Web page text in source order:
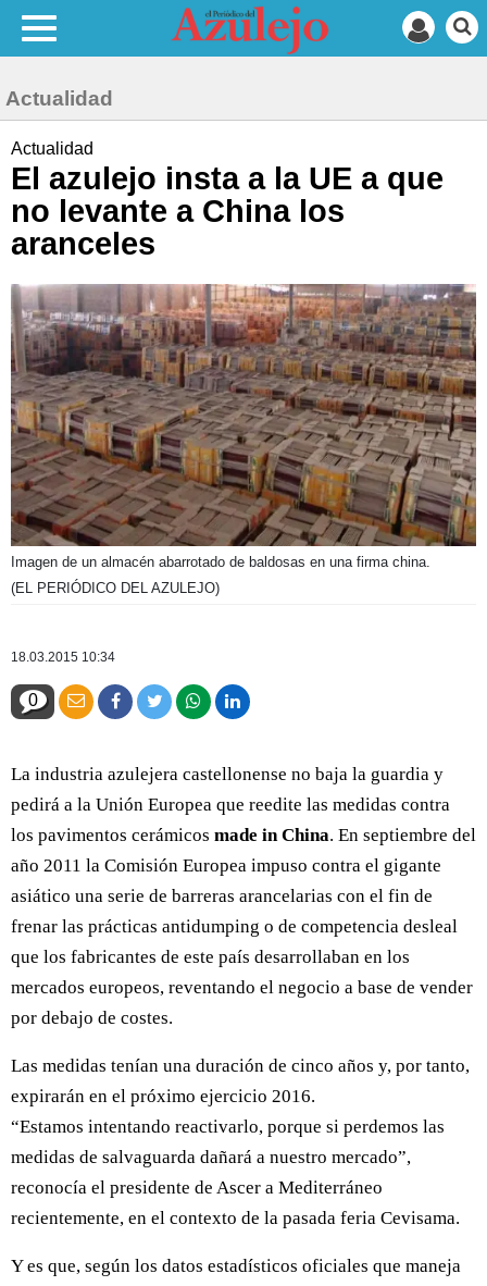
Actualidad
Actualidad
El azulejo insta a la UE a que
no levante a China los
aranceles
Imagen de un almacén abarrotado de baldosas en una firma china.
(EL PERIÓDICO DEL AZULEJO)
18.03.2015 10:34
0
La industria azulejera castellonense no baja la guardia y
pedirá a la Unión Europea que reedite las medidas contra
los pavimentos cerámicos made in China. En septiembre del
año 2011 la Comisión Europea impuso contra el gigante
asiático una serie de barreras arancelarias con el fin de
frenar las prácticas antidumping o de competencia desleal
que los fabricantes de este país desarrollaban en los
mercados europeos, reventando el negocio a base de vender
por debajo de costes.
Las medidas tenían una duración de cinco años y, por tanto,
expirarán en el próximo ejercicio 2016.
“Estamos intentando reactivarlo, porque si perdemos las
medidas de salvaguarda dañará a nuestro mercado”,
reconocía el presidente de Ascer a Mediterráneo
recientemente, en el contexto de la pasada feria Cevisama.
Y es que, según los datos estadísticos oficiales que maneja